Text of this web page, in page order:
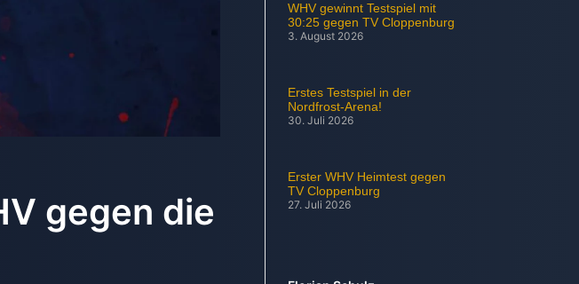
gegen die
WHV gewinnt Testspiel mit
30:25 gegen TV Cloppenburg
3. August 2026
Erstes Testspiel in der
Nordfrost-Arena!
30. Juli 2026
Erster WHV Heimtest gegen
TV Cloppenburg
27. Juli 2026